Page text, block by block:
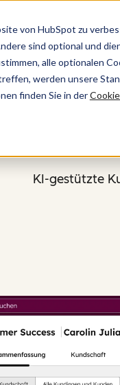
von HubSpot zu
sind optional und
alle optionalen
werden unsere
finden Sie in der
KI-gestützte